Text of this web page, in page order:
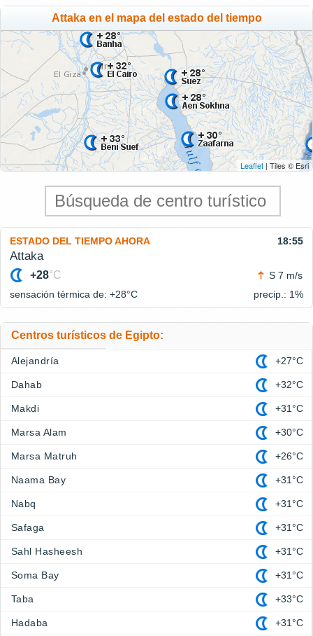
Attaka en el mapa del estado del tiempo
Leaflet | Tiles © Esri
ESTADO DEL TIEMPO AHORA 18:55
Attaka
+28°C
S 7 m/s
sensación térmica de: +28°C precip.: 1%
Centros turísticos de Egipto:
Alejandría +27°C
Dahab +32°C
Makdi +31°C
Marsa Alam +30°C
Marsa Matruh +26°C
Naama Bay +31°C
Nabq +31°C
Safaga +31°C
Sahl Hasheesh +31°C
Soma Bay +31°C
Taba +33°C
Hadaba +31°C